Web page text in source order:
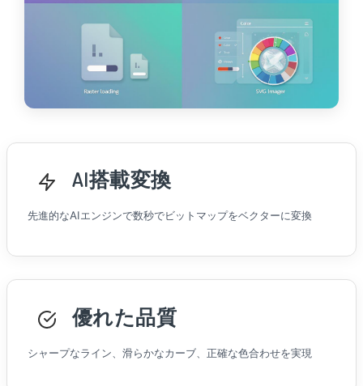
AI搭載変換
先進的なAIエンジンで数秒でビットマップをベクターに変換
優れた品質
シャープなライン、滑らかなカーブ、正確な色合わせを実現